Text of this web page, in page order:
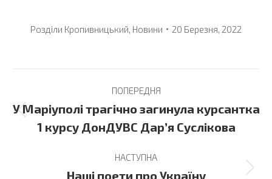
Розділи Кропивницький, Новини 20 Березня, 2022
navigation
ПОПЕРЕДНЯ
Previous
post:
У Маріуполі трагічно загинула курсантка
1 курсу ДонДУВС Дар’я Суслікова
НАСТУПНА
Next
Наші поети про Україну